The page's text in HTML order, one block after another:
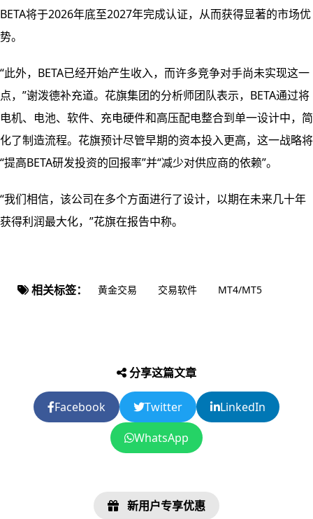
BETA将于2026年底至2027年完成认证，从而获得显著的市场优
势。
“此外，BETA已经开始产生收入，而许多竞争对手尚未实现这一
点，”谢泼德补充道。花旗集团的分析师团队表示，BETA通过将
电机、电池、软件、充电硬件和高压配电整合到单一设计中，简
化了制造流程。花旗预计尽管早期的资本投入更高，这一战略将
“提高BETA研发投资的回报率”并“减少对供应商的依赖”。
“我们相信，该公司在多个方面进行了设计，以期在未来几十年
获得利润最大化，”花旗在报告中称。
相关标签： 黄金交易 交易软件 MT4/MT5
分享这篇文章
Facebook Twitter
LinkedIn
WhatsApp
新用户专享优惠